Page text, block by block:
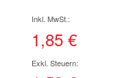
der
Bildgalerie
1,85 €